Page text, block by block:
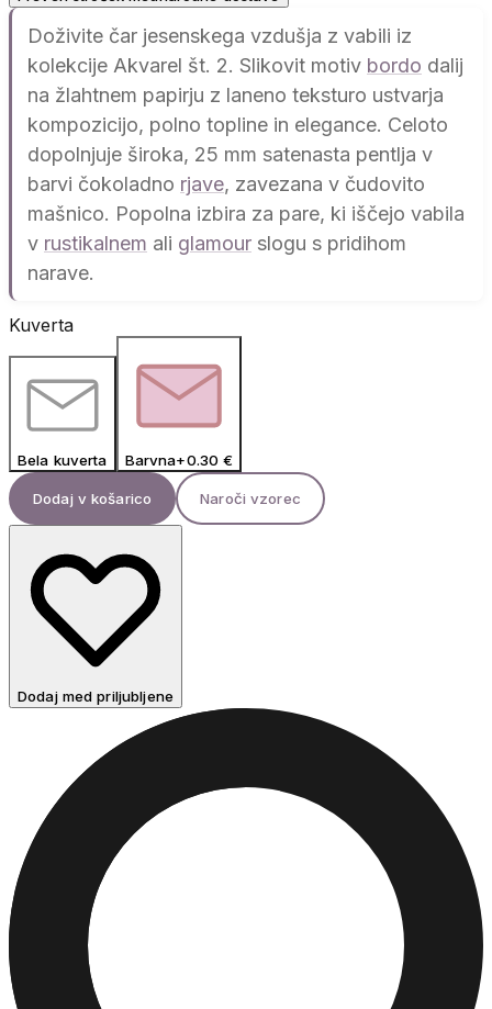
Doživite čar jesenskega vzdušja z vabili iz
kolekcije Akvarel št. 2. Slikovit motiv bordo dalij
na žlahtnem papirju z laneno teksturo ustvarja
kompozicijo, polno topline in elegance. Celoto
dopolnjuje široka, 25 mm satenasta pentlja v
barvi čokoladno rjave, zavezana v čudovito
mašnico. Popolna izbira za pare, ki iščejo vabila
v rustikalnem ali glamour slogu s pridihom
narave.
Kuverta
Bela kuverta Barvna+0.30 €
Dodaj v košarico Naroči vzorec
Dodaj med priljubljene